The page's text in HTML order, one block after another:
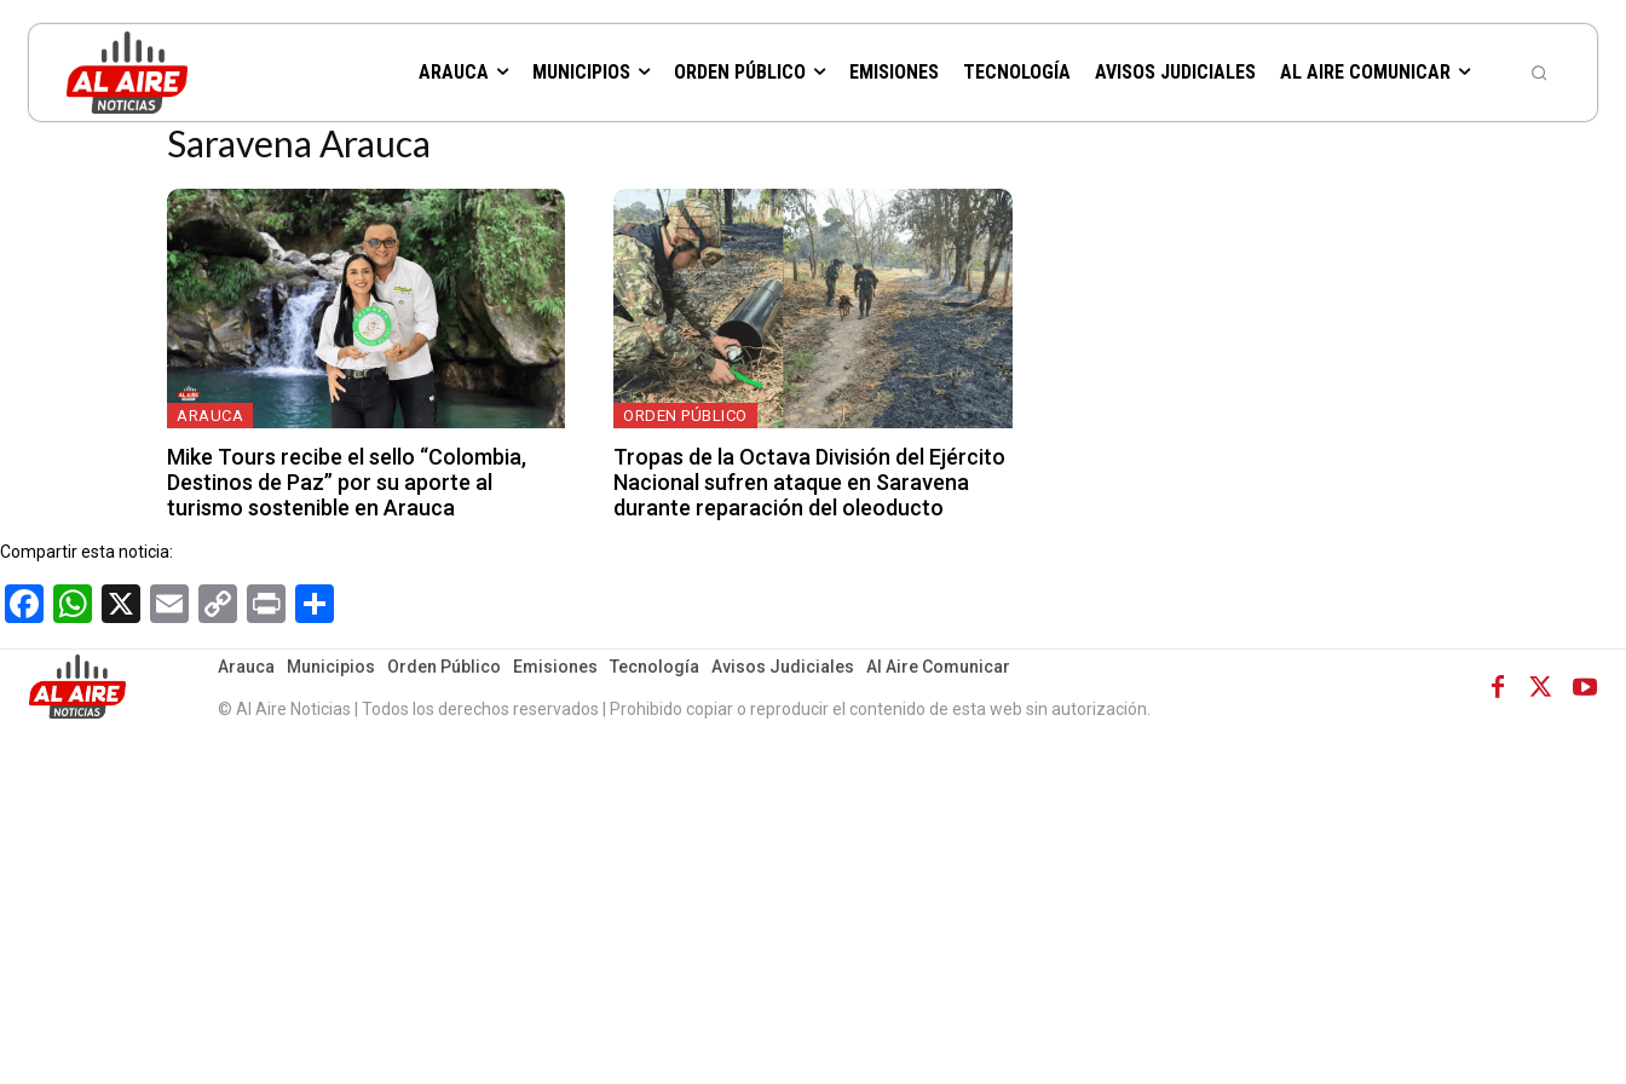
ARAUCA MUNICIPIOS ORDEN PÚBLICO EMISIONES TECNOLOGÍA AVISOS JUDICIALES AL AIRE COMUNICAR
Saravena Arauca
ARAUCA
Mike Tours recibe el sello “Colombia,
Destinos de Paz” por su aporte al
turismo sostenible en Arauca
ORDEN PÚBLICO
Tropas de la Octava División del Ejército
Nacional sufren ataque en Saravena
durante reparación del oleoducto
Compartir esta noticia:
Facebook
WhatsApp
X EmailCopy
Print
Arauca Municipios Orden Público Emisiones Tecnología Avisos Judiciales Al Aire Comunicar
© Al Aire Noticias | Todos los derechos reservados | Prohibido copiar o reproducir el contenido de esta web sin autorización.